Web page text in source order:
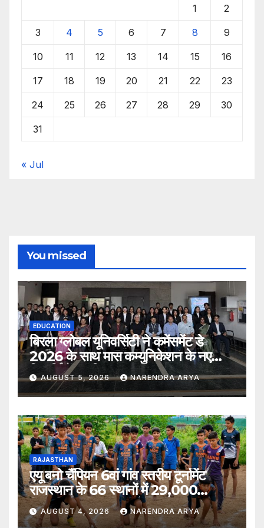
1 2
3 4 5 6 7 8 9
10 11 12 13 14 15 16
17 18 19 20 21 22 23
24 25 26 27 28 29 30
31
« Jul
You missed
EDUCATION
बिरला ग्लोबल यूनिवर्सिटी ने कमेंसमेंट डे
2026 के साथ मास कम्युनिकेशन के नए
विद्यार्थियों का किया स्वागत
AUGUST 5, 2026 NARENDRA ARYA
RAJASTHAN
एयू बनो चैंपियन 6वां गांव स्तरीय टूर्नामेंट
राजस्थान के 66 स्थानों में 29,000
खिलाड़ियों की भागीदारी के साथ संपन्न हुआ
AUGUST 4, 2026 NARENDRA ARYA